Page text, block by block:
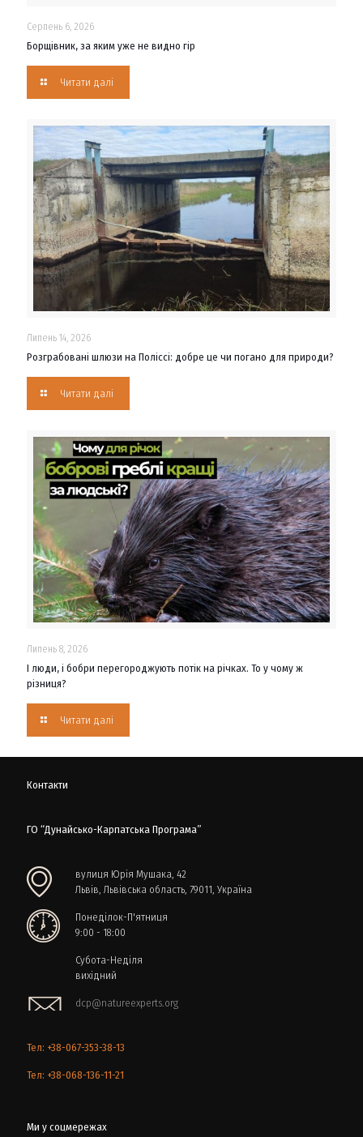
Серпень 6, 2026
Борщівник, за яким уже не видно гір
Читати далі
Липень 14, 2026
Розграбовані шлюзи на Поліссі: добре це чи погано для природи?
Читати далі
Липень 8, 2026
І люди, і бобри перегороджують потік на річках. То у чому ж
різниця?
Читати далі
Контакти
ГО “Дунайсько-Карпатська Програма”
вулиця Юрія Мушака, 42
Львів, Львівська область, 79011, Україна
Понеділок-П'ятниця
9:00 - 18:00
Субота-Неділя
вихідний
dcp@natureexperts.org
Тел: +38-067-353-38-13
Тел: +38-068-136-11-21
Ми у соцмережах